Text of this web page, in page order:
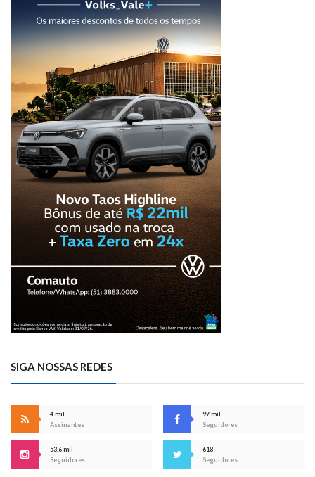
SIGA NOSSAS REDES
4 mil
Assinantes
97 mil
Seguidores
53,6 mil
Seguidores
618
Seguidores